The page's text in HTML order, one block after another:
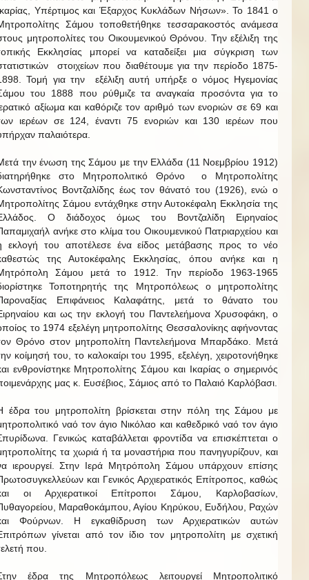
Υπέρτιμος και Έξαρχος Κυκλάδων Νήσων». Το 1841 ο
Σάμου τοποθετήθηκε τεσσαρακοστός ανάμεσα
μητροπολίτες του Οικουμενικού Θρόνου. Την εξέλιξη της
Εκκλησίας μπορεί να καταδείξει μια σύγκριση των
στοιχείων που διαθέτουμε για την περίοδο 1875-
Τομή για την εξέλιξη αυτή υπήρξε ο νόμος Ηγεμονίας
του 1888 που ρύθμιζε τα αναγκαία προσόντα για το
αξίωμα και καθόριζε τον αριθμό των ενοριών σε 69 και
ιερέων σε 124, έναντι 75 ενοριών και 130 ιερέων που
παλαιότερα.
την ένωση της Σάμου με την Ελλάδα (11 Νοεμβρίου 1912)
στο Μητροπολιτικό Θρόνο ο Μητροπολίτης
Βοντζαλίδης έως τον θάνατό του (1926), ενώ ο
Σάμου εντάχθηκε στην Αυτοκέφαλη Εκκλησία της
Ο διάδοχος όμως του Βοντζαλίδη Ειρηναίος
ανήκε στο κλίμα του Οικουμενικού Πατριαρχείου και
εκλογή του αποτέλεσε ένα είδος μετάβασης προς το νέο
της Αυτοκέφαλης Εκκλησίας, όπου ανήκε και η
Σάμου μετά το 1912. Την περίοδο 1963-1965
Τοποτηρητής της Μητροπόλεως ο μητροπολίτης
Επιφάνειος Καλαφάτης, μετά το θάνατο του
και ως την εκλογή του Παντελεήμονα Χρυσοφάκη, ο
το 1974 εξελέγη μητροπολίτης Θεσσαλονίκης αφήνοντας
Θρόνο στον μητροπολίτη Παντελεήμονα Μπαρδάκο. Μετά
κοίμησή του, το καλοκαίρι του 1995, εξελέγη, χειροτονήθηκε
ενθρονίστηκε Μητροπολίτης Σάμου και Ικαρίας ο σημερινός
μας κ. Ευσέβιος, Σάμιος από το Παλαιό Καρλόβασι.
έδρα του μητροπολίτη βρίσκεται στην πόλη της Σάμου με
ναό τον άγιο Νικόλαο και καθεδρικό ναό τον άγιο
Γενικώς καταβάλλεται φροντίδα να επισκέπτεται ο
τα χωριά ή τα μοναστήρια που πανηγυρίζουν, και
ιερουργεί. Στην Ιερά Μητρόπολη Σάμου υπάρχουν επίσης
και Γενικός Αρχιερατικός Επίτροπος, καθώς
οι Αρχιερατικοί Επίτροποι Σάμου, Καρλοβασίων,
Μαραθοκάμπου, Αγίου Κηρύκου, Ευδήλου, Ραχών
Φούρνων. Η εγκαθίδρυση των Αρχιερατικών αυτών
γίνεται από τον ίδιο τον μητροπολίτη με σχετική
που.
έδρα της Μητροπόλεως λειτουργεί Μητροπολιτικό